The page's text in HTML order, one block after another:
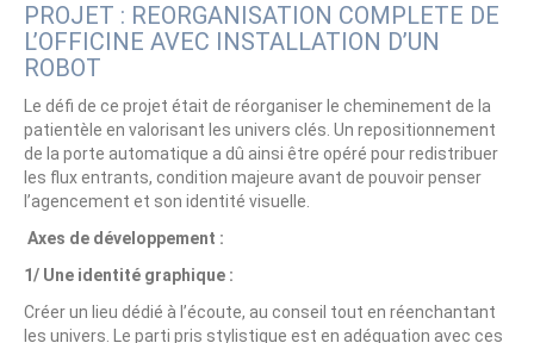
PROJET : REORGANISATION COMPLETE DE
L’OFFICINE AVEC INSTALLATION D’UN
ROBOT
Le défi de ce projet était de réorganiser le cheminement de la
patientèle en valorisant les univers clés. Un repositionnement
de la porte automatique a dû ainsi être opéré pour redistribuer
les flux entrants, condition majeure avant de pouvoir penser
l’agencement et son identité visuelle.
Axes de développement :
1/ Une identité graphique :
Créer un lieu dédié à l’écoute, au conseil tout en réenchantant
les univers. Le parti pris stylistique est en adéquation avec ces